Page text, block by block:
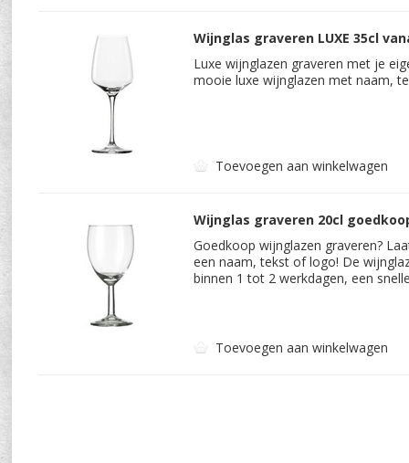
Wijnglas graveren LUXE 35cl
Luxe wijnglazen graveren met je
mooie luxe wijnglazen met naam,
Toevoegen aan winkelwagen
Wijnglas graveren 20cl
Goedkoop wijnglazen graveren?
een naam, tekst of logo! De
binnen 1 tot 2 werkdagen, een
Toevoegen aan winkelwagen